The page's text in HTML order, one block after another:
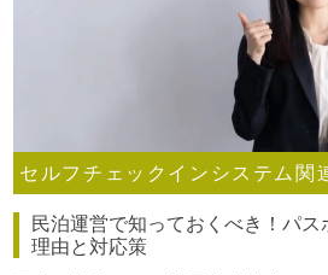
セルフチェックインシステム関
民泊運営で知っておくべき！パ
理由と対応策